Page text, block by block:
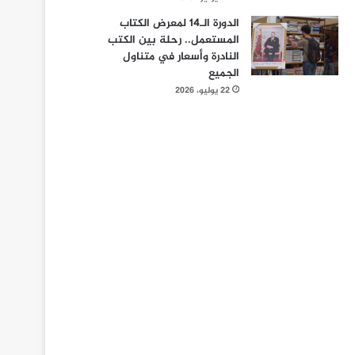
الدورة الـ14 لمعرض الكتاب
المستعمل.. رحلة بين الكتب
النادرة وأسعار في متناول
الجميع
22 يوليو، 2026